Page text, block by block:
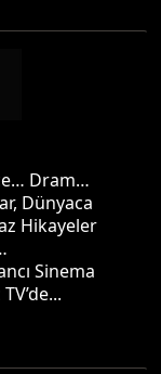
Dram…
Dünyaca
Hikayeler
Sinema